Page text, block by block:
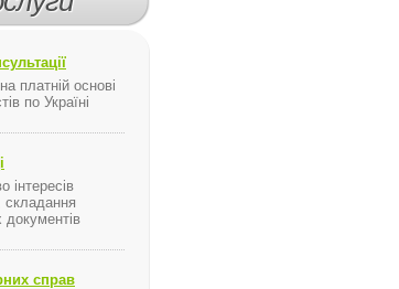
платній основі
по Україні
інтересів
складання
документів
справ